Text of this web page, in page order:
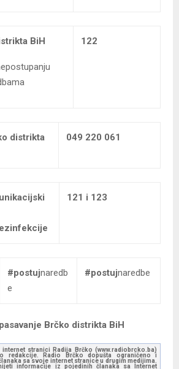
BiH 122
distrikta
049 220 061
121 i 123
#postujnaredb
e
#postujnaredbe
Brčko distrikta BiH
stranici Radija Brčko (www.radiobrcko.ba)
redakcije. Radio Brčko dopušta ograničeno i
sa svoje internet stranice u drugim medijima.
informacije iz pojedinih članaka sa Internet